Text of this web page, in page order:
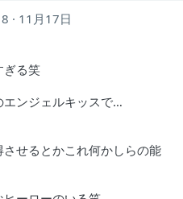
11月17日
ぎる笑
ンジェルキッスで…
せるとかこれ何かしらの能